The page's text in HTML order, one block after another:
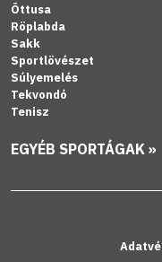
Öttusa
Röplabda
Sakk
Sportlövészet
Súlyemelés
Tekvondó
Tenisz
EGYÉB SPORTÁGAK »